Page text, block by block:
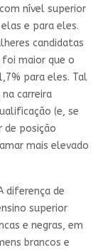
nível superior
e para eles.
candidatas
maior que o
para eles. Tal
carreira
(e, se
de posição
mais elevado
diferença de
superior
e negras, em
brancos e